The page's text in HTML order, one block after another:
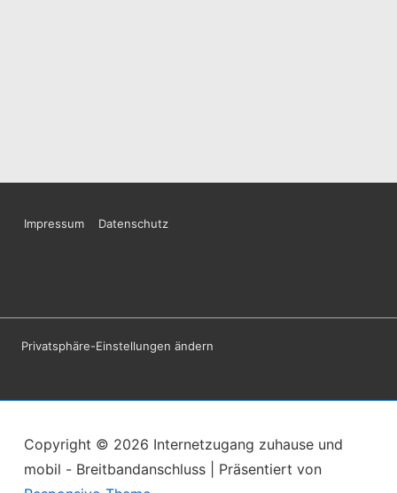
Footer-
Impressum Datenschutz
Privatsphäre-Einstellungen ändern
Copyright © 2026 Internetzugang zuhause und
mobil - Breitbandanschluss
| Präsentiert von